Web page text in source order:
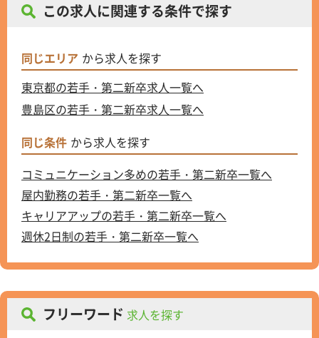
この求人に関連する条件で探す
同じエリア から求人を探す
東京都の若手・第二新卒求人一覧へ
豊島区の若手・第二新卒求人一覧へ
同じ条件 から求人を探す
コミュニケーション多めの若手・第二新卒一覧へ
屋内勤務の若手・第二新卒一覧へ
キャリアアップの若手・第二新卒一覧へ
週休2日制の若手・第二新卒一覧へ
フリーワード 求人を探す